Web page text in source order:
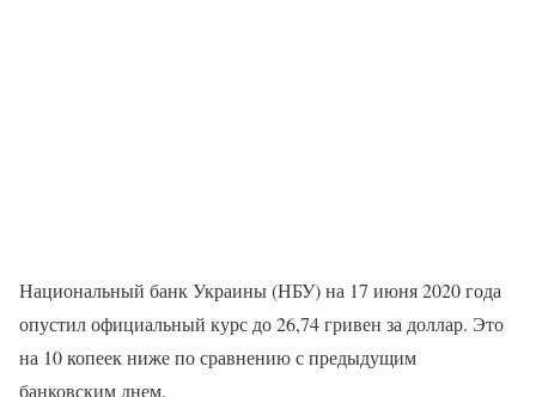
Национальный банк Украины (НБУ) на 17 июня 2020 года
опустил официальный курс до 26,74 гривен за доллар. Это
на 10 копеек ниже по сравнению с предыдущим
банковским днем.